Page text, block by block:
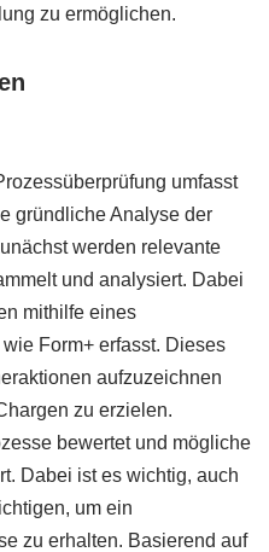
zu ermöglichen.
umfasst
gründliche Analyse der
werden relevante
und analysiert. Dabei
mithilfe eines
wie Form+ erfasst. Dieses
aufzuzeichnen
zu erzielen.
bewertet und mögliche
Dabei ist es wichtig, auch
um ein
zu erhalten. Basierend auf